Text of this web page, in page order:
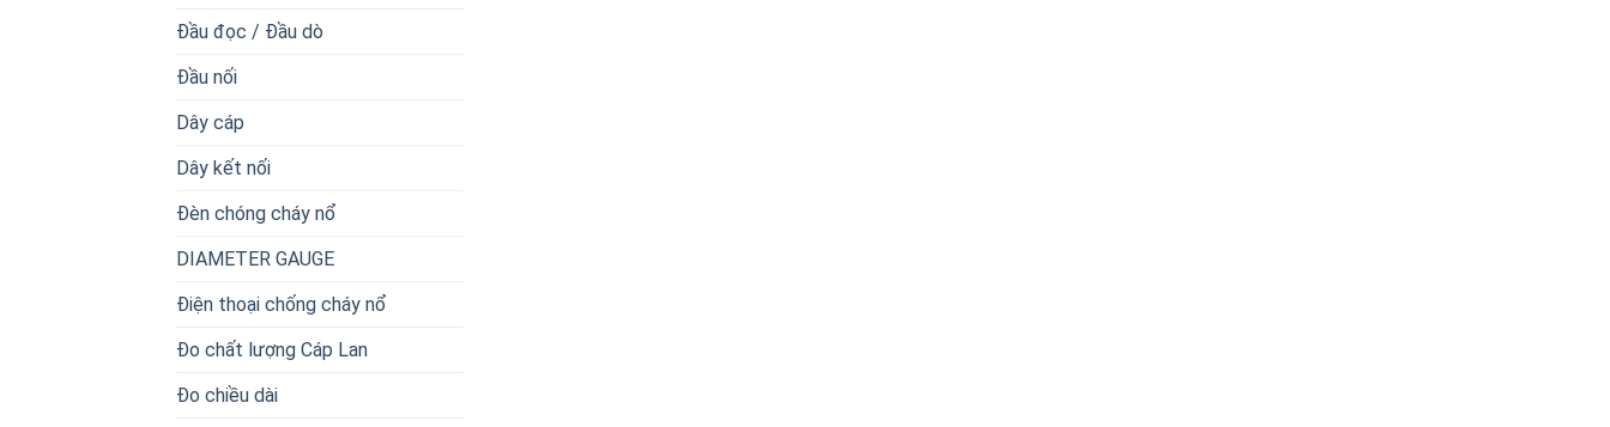
Đầu đọc / Đầu dò
Đầu nối
Dây cáp
Dây kết nối
Đèn chóng cháy nổ
DIAMETER GAUGE
Điện thoại chống cháy nổ
Đo chất lượng Cáp Lan
Đo chiều dài